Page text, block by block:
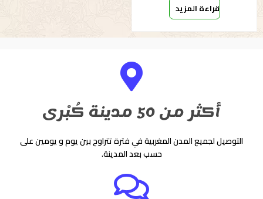
قراءة المزيد
أكثر من 50 مدينة كُبْرى
التوصيل لجميع المدن المغربية في فترة تتراوح بين يوم و يومين على
حسب بعد المدينة.